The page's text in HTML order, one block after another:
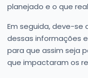
planejado e o que
Em seguida, deve-
dessas informações
para que assim seja
que impactaram os